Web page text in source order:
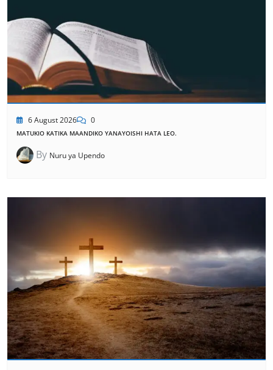
6 August 2026 0
MATUKIO KATIKA MAANDIKO YANAYOISHI HATA LEO.
By Nuru ya Upendo